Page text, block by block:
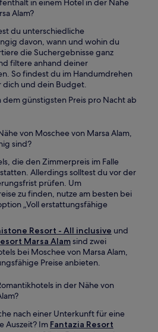
in einem Hotel in der Nähe
Alam?
du unterschiedliche
davon, wann und wohin du
die Suchergebnisse ganz
filtere anhand deiner
So findest du im Handumdrehen
und dein Budget.
dem günstigsten Preis pro Nacht ab
von Moschee von Marsa Alam,
sind?
die den Zimmerpreis im Falle
Allerdings solltest du vor der
prüfen. Um
zu finden, nutze am besten bei
„Voll erstattungsfähige
Resort - All inclusive und
Marsa Alamsind zwei
bei Moschee von Marsa Alam,
Preise anbieten.
in der Nähe von
nach einer Unterkunft für eine
Auszeit? Im Fantazia Resort